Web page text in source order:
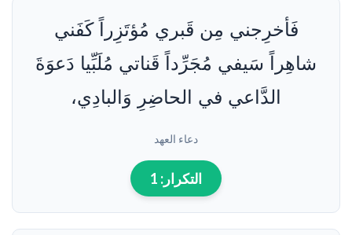
فَأخرِجني مِن قَبري مُؤتَزِراً كَفَني
شاهِراً سَيفي مُجَرِّداً قَناتي مُلَبِّيا دَعوَةَ
الدَّاعي في الحاضِرِ وَالبادِي،
دعاء العهد
التكرار: 1